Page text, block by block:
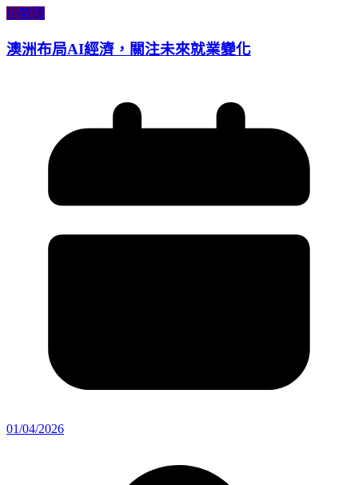
小智識
澳洲布局AI經濟，關注未來就業變化
01/04/2026